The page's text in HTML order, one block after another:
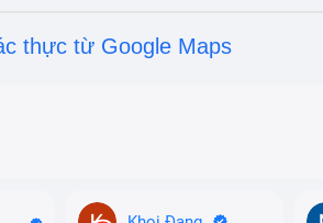
thực từ Google Maps